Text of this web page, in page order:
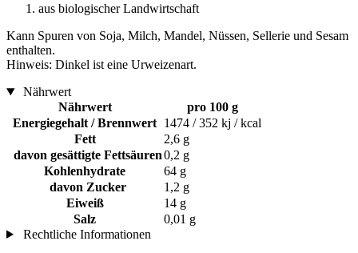
aus biologischer Landwirtschaft
Kann Spuren von Soja, Milch, Mandel, Nüssen, Sellerie und Sesam
enthalten.
Hinweis: Dinkel ist eine Urweizenart.
Nährwert
Nährwert
pro 100 g
Energiegehalt / Brennwert 1474 / 352 kj / kcal
Fett
2,6 g
davon gesättigte Fettsäuren0,2 g
Kohlenhydrate
64 g
davon Zucker
1,2 g
Eiweiß
14 g
Salz
0,01 g
Rechtliche Informationen